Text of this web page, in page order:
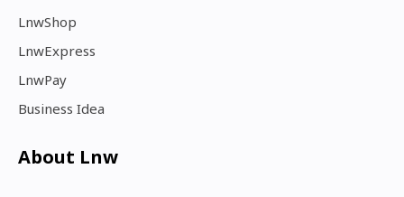
LnwShop
LnwExpress
LnwPay
Business Idea
About Lnw​